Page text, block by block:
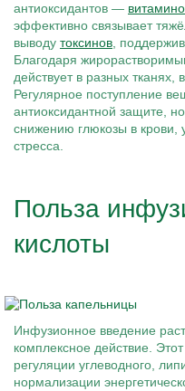
антиоксидантов —
эффективно связывает
выводу токсинов ,
Благодаря
действует в разных тканях,
Регулярное поступление
антиоксидантной защите,
снижению глюкозы в крови,
стресса.
Польза
кислоты
Инфузионное введение
комплексное действие.
регуляции углеводного,
нормализации